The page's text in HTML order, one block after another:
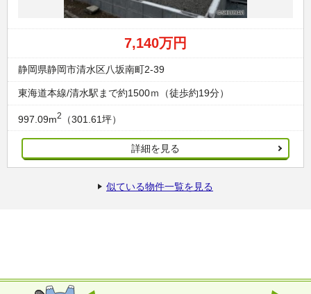
7,140万円
静岡県静岡市清水区八坂南町2-39
東海道本線/清水駅まで約1500ｍ（徒歩約19分）
997.09m2 （301.61坪）
詳細を見る
似ている物件一覧を見る